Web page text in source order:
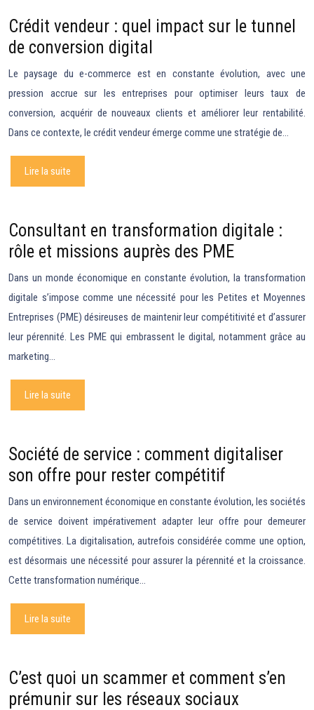
Crédit vendeur : quel impact sur le tunnel
de conversion digital
Le paysage du e-commerce est en constante évolution, avec une
pression accrue sur les entreprises pour optimiser leurs taux de
conversion, acquérir de nouveaux clients et améliorer leur rentabilité.
Dans ce contexte, le crédit vendeur émerge comme une stratégie de…
Lire la suite
Consultant en transformation digitale :
rôle et missions auprès des PME
Dans un monde économique en constante évolution, la transformation
digitale s’impose comme une nécessité pour les Petites et Moyennes
Entreprises (PME) désireuses de maintenir leur compétitivité et d’assurer
leur pérennité. Les PME qui embrassent le digital, notamment grâce au
marketing…
Lire la suite
Société de service : comment digitaliser
son offre pour rester compétitif
Dans un environnement économique en constante évolution, les sociétés
de service doivent impérativement adapter leur offre pour demeurer
compétitives. La digitalisation, autrefois considérée comme une option,
est désormais une nécessité pour assurer la pérennité et la croissance.
Cette transformation numérique…
Lire la suite
C’est quoi un scammer et comment s’en
prémunir sur les réseaux sociaux